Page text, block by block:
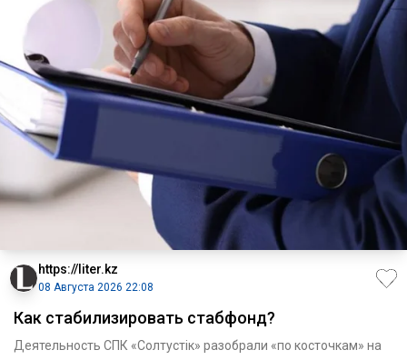
https://liter.kz
08 Августа 2026 22:08
Как стабилизировать стабфонд?
Деятельность СПК «Солтустiк» разобрали «по косточкам» на